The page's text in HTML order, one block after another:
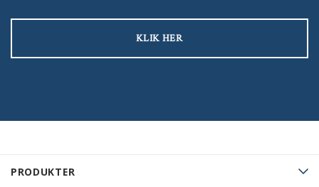
PRODUKTER
KLIK HER